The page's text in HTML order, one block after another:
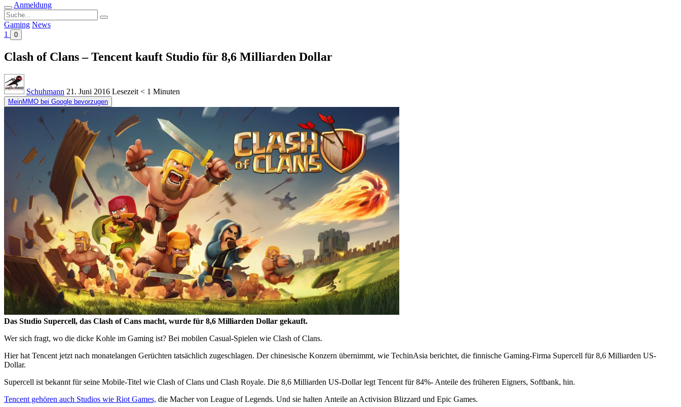
Anmeldung
Suche
nach:
Gaming News
1
0
Clash of Clans – Tencent kauft Studio für 8,6 Milliarden Dollar
Schuhmann 21. Juni 2016 Lesezeit < 1 Minuten
MeinMMO bei Google bevorzugen
Das Studio Supercell, das Clash of Cans macht, wurde für 8,6 Milliarden Dollar gekauft.
Wer sich fragt, wo die dicke Kohle im Gaming ist? Bei mobilen Casual-Spielen wie Clash of Clans.
Hier hat Tencent jetzt nach monatelangen Gerüchten tatsächlich zugeschlagen. Der chinesische Konzern übernimmt, wie TechinAsia berichtet, die finnische Gaming-Firma Supercell für 8,6 Milliarden US-
Dollar.
Supercell ist bekannt für seine Mobile-Titel wie Clash of Clans und Clash Royale. Die 8,6 Milliarden US-Dollar legt Tencent für 84%- Anteile des früheren Eigners, Softbank, hin.
Tencent gehören auch Studios wie Riot Games, die Macher von League of Legends. Und sie halten Anteile an Activision Blizzard und Epic Games.